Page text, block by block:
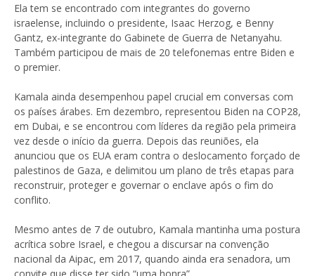
Ela tem se encontrado com integrantes do governo
israelense, incluindo o presidente, Isaac Herzog, e Benny
Gantz, ex-integrante do Gabinete de Guerra de Netanyahu.
Também participou de mais de 20 telefonemas entre Biden e
o premier.
Kamala ainda desempenhou papel crucial em conversas com
os países árabes. Em dezembro, representou Biden na COP28,
em Dubai, e se encontrou com líderes da região pela primeira
vez desde o início da guerra. Depois das reuniões, ela
anunciou que os EUA eram contra o deslocamento forçado de
palestinos de Gaza, e delimitou um plano de três etapas para
reconstruir, proteger e governar o enclave após o fim do
conflito.
Mesmo antes de 7 de outubro, Kamala mantinha uma postura
acrítica sobre Israel, e chegou a discursar na convenção
nacional da Aipac, em 2017, quando ainda era senadora, um
convite que disse ter sido “uma honra”.